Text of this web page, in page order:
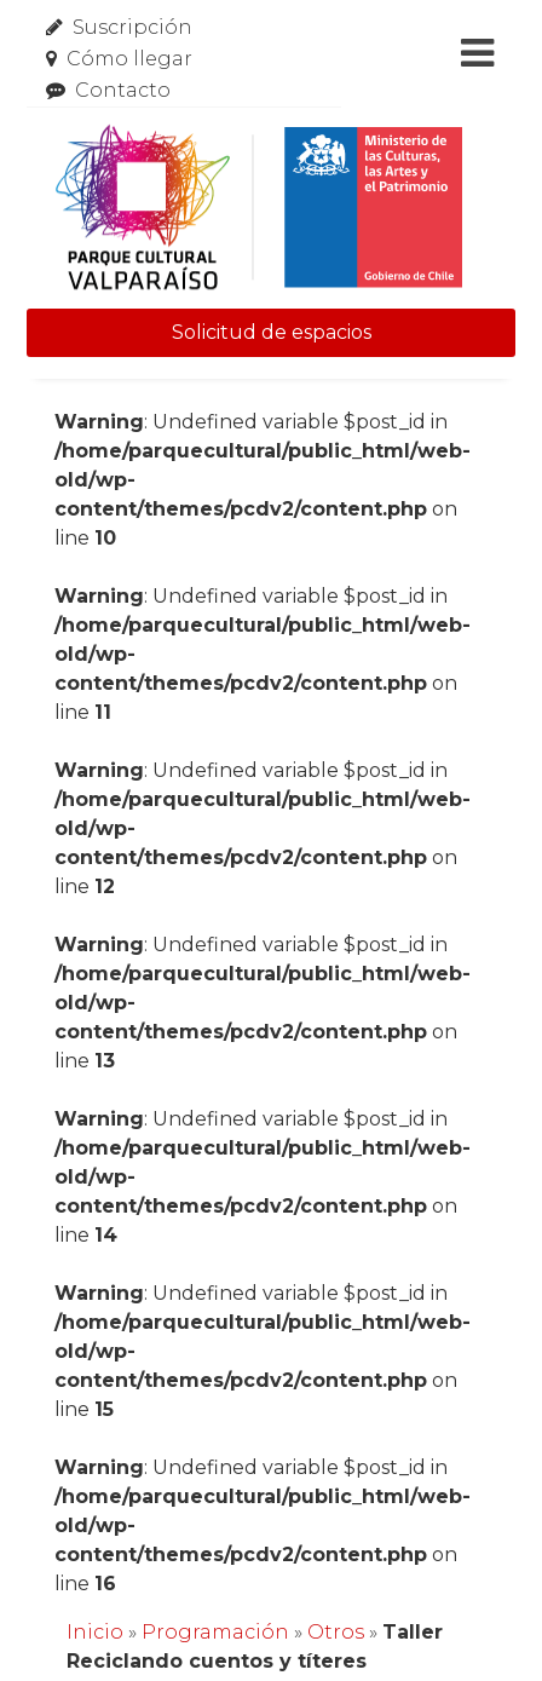
Suscripción
Cómo llegar
Contacto
Solicitud de espacios
Warning: Undefined variable $post_id in
/home/parquecultural/public_html/web-
old/wp-
content/themes/pcdv2/content.phpon
line 10
Warning: Undefined variable $post_id in
/home/parquecultural/public_html/web-
old/wp-
content/themes/pcdv2/content.phpon
line 11
Warning: Undefined variable $post_id in
/home/parquecultural/public_html/web-
old/wp-
content/themes/pcdv2/content.phpon
line 12
Warning: Undefined variable $post_id in
/home/parquecultural/public_html/web-
old/wp-
content/themes/pcdv2/content.phpon
line 13
Warning: Undefined variable $post_id in
/home/parquecultural/public_html/web-
old/wp-
content/themes/pcdv2/content.phpon
line 14
Warning: Undefined variable $post_id in
/home/parquecultural/public_html/web-
old/wp-
content/themes/pcdv2/content.phpon
line 15
Warning: Undefined variable $post_id in
/home/parquecultural/public_html/web-
old/wp-
content/themes/pcdv2/content.phpon
line 16
Inicio » Programación » Otros» Taller
Reciclando cuentos y títeres